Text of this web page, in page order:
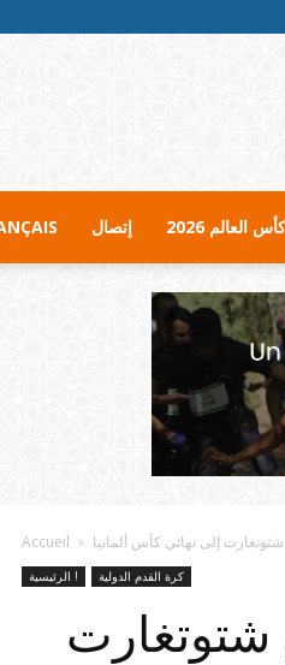
إتصال كأس العالم 2026
Accueil إلى نهائي كأس ألمانيا
الرئيسية ! كرة القدم الدولية
شتوتغارت